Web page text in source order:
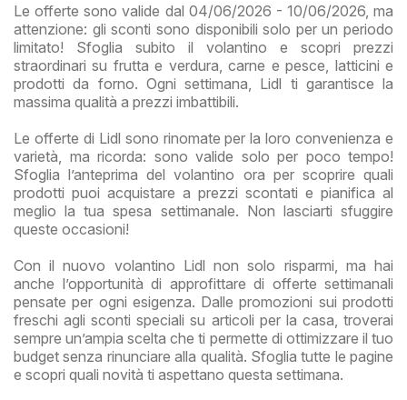
Le offerte sono valide dal 04/06/2026 - 10/06/2026, ma
attenzione: gli sconti sono disponibili solo per un periodo
limitato! Sfoglia subito il volantino e scopri prezzi
straordinari su frutta e verdura, carne e pesce, latticini e
prodotti da forno. Ogni settimana, Lidl ti garantisce la
massima qualità a prezzi imbattibili.
Le offerte di Lidl sono rinomate per la loro convenienza e
varietà, ma ricorda: sono valide solo per poco tempo!
Sfoglia l’anteprima del volantino ora per scoprire quali
prodotti puoi acquistare a prezzi scontati e pianifica al
meglio la tua spesa settimanale. Non lasciarti sfuggire
queste occasioni!
Con il nuovo volantino Lidl non solo risparmi, ma hai
anche l’opportunità di approfittare di offerte settimanali
pensate per ogni esigenza. Dalle promozioni sui prodotti
freschi agli sconti speciali su articoli per la casa, troverai
sempre un’ampia scelta che ti permette di ottimizzare il tuo
budget senza rinunciare alla qualità. Sfoglia tutte le pagine
e scopri quali novità ti aspettano questa settimana.